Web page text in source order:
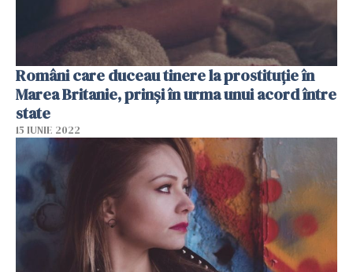
Români care duceau tinere la prostituție în
Marea Britanie, prinși în urma unui acord între
state
15 IUNIE 2022